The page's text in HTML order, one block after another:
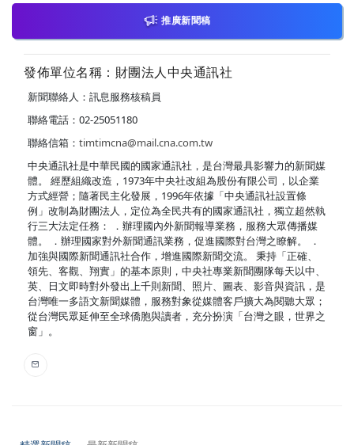
推廣新聞稿
發佈單位名稱：財團法人中央通訊社
新聞聯絡人：訊息服務核稿員
聯絡電話：02-25051180
聯絡信箱： timtimcna@mail.cna.com.tw
中央通訊社是中華民國的國家通訊社，是台灣最具影響力的新聞媒
體。 經歷組織改造，1973年中央社改組為股份有限公司，以企業
方式經營；隨著民主化發展，1996年依據「中央通訊社設置條
例」改制為財團法人，定位為全民共有的國家通訊社，獨立超然執
行三大法定任務： ．辦理國內外新聞報導業務，服務大眾傳播媒
體。 ．辦理國家對外新聞通訊業務，促進國際對台灣之瞭解。 ．
加強與國際新聞通訊社合作，增進國際新聞交流。 秉持「正確、
領先、客觀、翔實」的基本原則，中央社專業新聞團隊每天以中、
英、日文即時對外發出上千則新聞、照片、圖表、影音與資訊，是
台灣唯一多語文新聞媒體，服務對象從媒體客戶擴大為閱聽大眾；
從台灣民眾延伸至全球僑胞與讀者，充分扮演「台灣之眼，世界之
窗」。